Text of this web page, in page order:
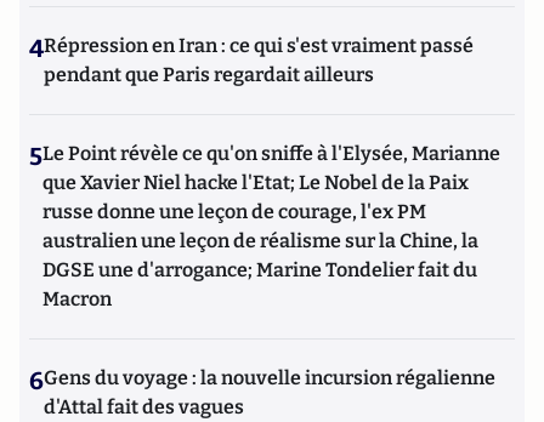
4Répression en Iran : ce qui s'est vraiment passé
pendant que Paris regardait ailleurs
5Le Point révèle ce qu'on sniffe à l'Elysée, Marianne
que Xavier Niel hacke l'Etat; Le Nobel de la Paix
russe donne une leçon de courage, l'ex PM
australien une leçon de réalisme sur la Chine, la
DGSE une d'arrogance; Marine Tondelier fait du
Macron
6Gens du voyage : la nouvelle incursion régalienne
d'Attal fait des vagues